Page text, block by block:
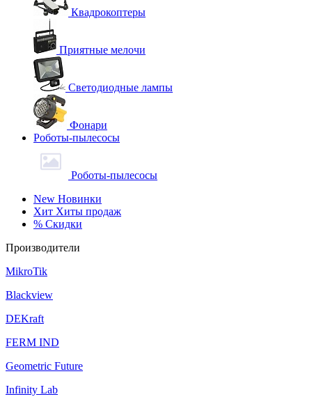
Квадрокоптеры
Приятные мелочи
Светодиодные лампы
Фонари
Роботы-пылесосы
Роботы-пылесосы
New Новинки
Хит Хиты продаж
% Скидки
Производители
MikroTik
Blackview
DEKraft
FERM IND
Geometric Future
Infinity Lab